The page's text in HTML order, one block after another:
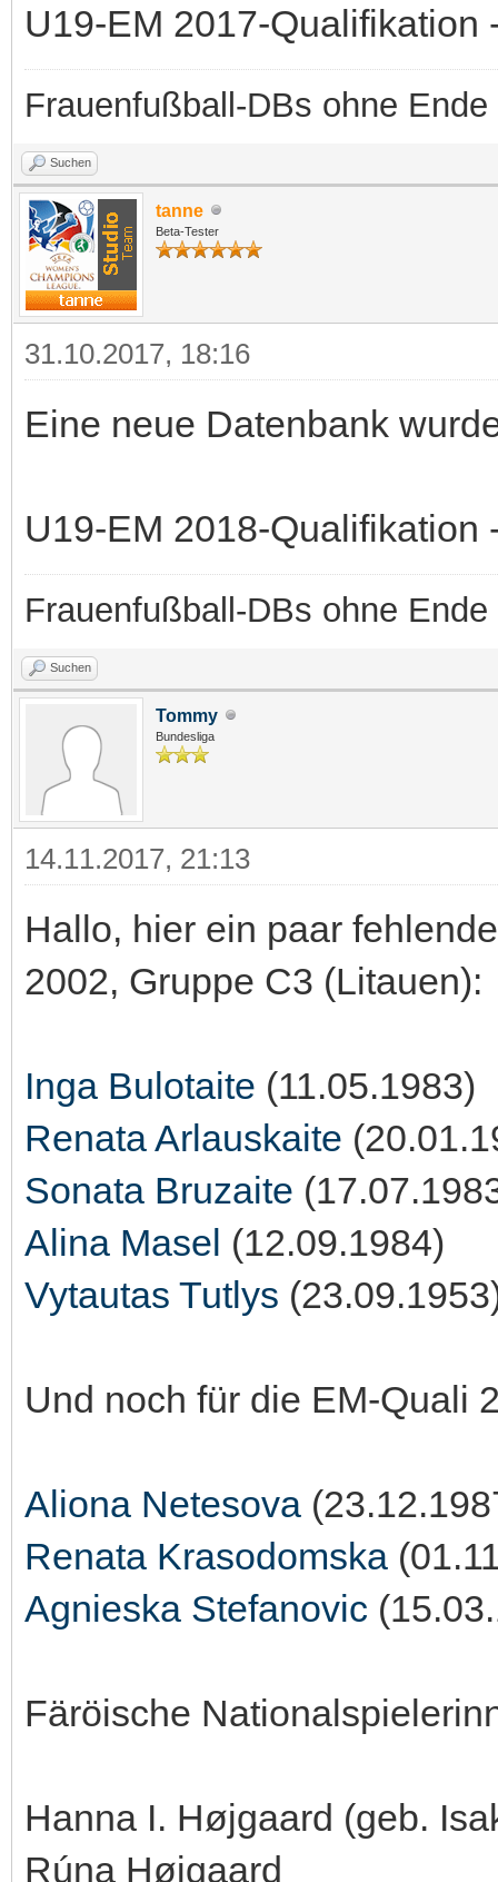
U19-EM 2017-Qualifikation
Frauenfußball-DBs ohne Ende
Suchen
tanne
Beta-Tester
31.10.2017, 18:16
Eine neue Datenbank
U19-EM 2018-Qualifikation
Frauenfußball-DBs ohne Ende
Suchen
Tommy
Bundesliga
14.11.2017, 21:13
Hallo, hier ein paar
2002, Gruppe C3 (Litauen):
Inga Bulotaite (11.05.1983)
Renata Arlauskaite
Sonata Bruzaite
Alina Masel (12.09.1984)
Vytautas Tutlys
Und noch für die EM-Quali
Aliona Netesova
Renata Krasodomska
Agnieska Stefanovic
Färöische
Hanna I. Højgaard (geb.
Rúna Højgaard